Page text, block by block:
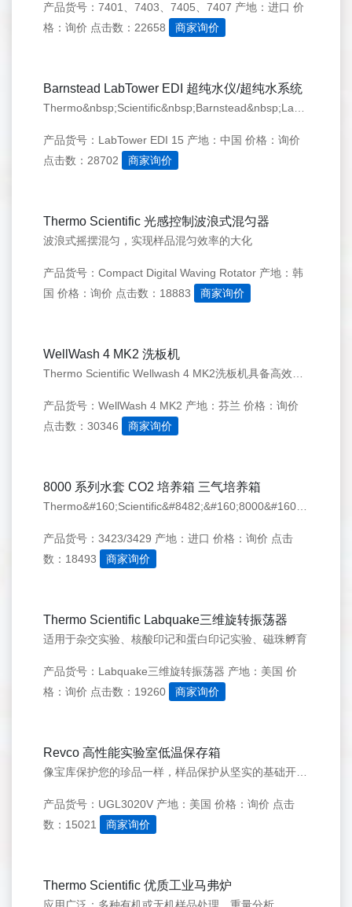
产品货号：7401、7403、7405、7407 产地：进口 价
格：询价 点击数：22658 商家询价
Barnstead LabTower EDI 超纯水仪/超纯水系统
产品货号：LabTower EDI 15 产地：中国 价格：询价
点击数：28702
商家询价
Thermo Scientific 光感控制波浪式混匀器
波浪式摇摆混匀，实现样品混匀效率的大化
产品货号：Compact Digital Waving Rotator 产地：韩
国 价格：询价 点击数：18883 商家询价
WellWash 4 MK2 洗板机
产品货号：WellWash 4 MK2 产地：芬兰 价格：询价
点击数：30346
商家询价
8000 系列水套 CO2 培养箱 三气培养箱
产品货号：3423/3429 产地：进口 价格：询价 点击
数：18493
商家询价
Thermo Scientific Labquake三维旋转振荡器
适用于杂交实验、核酸印记和蛋白印记实验、磁珠孵育
产品货号：Labquake三维旋转振荡器 产地：美国 价
格：询价 点击数：19260 商家询价
Revco 高性能实验室低温保存箱
产品货号：UGL3020V 产地：美国 价格：询价 点击
数：15021
商家询价
Thermo Scientific 优质工业马弗炉